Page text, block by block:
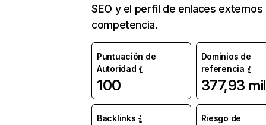
SEO y el perfil de enlaces externos
competencia.
Puntuación de
Autoridad
100
Dominios de
referencia
377,93 mil
Backlinks
Riesgo de